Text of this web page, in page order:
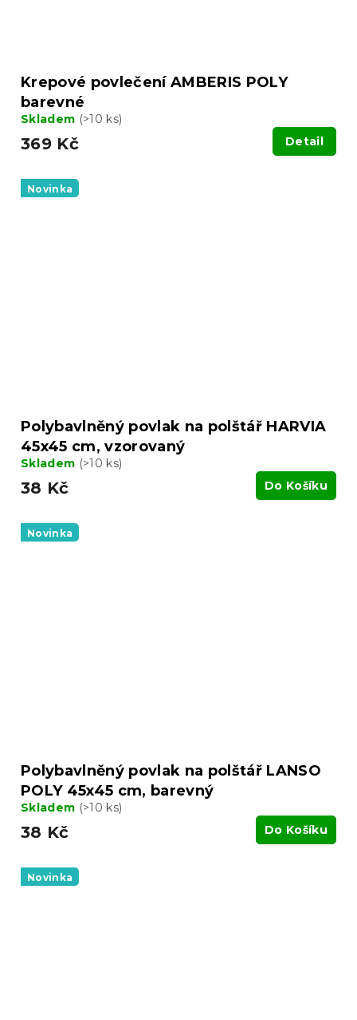
Krepové povlečení AMBERIS POLY
barevné
Skladem (>10 ks)
369 Kč Detail
Novinka
Polybavlněný povlak na polštář HARVIA
45x45 cm, vzorovaný
Skladem (>10 ks)
38 Kč Do Košíku
Novinka
Polybavlněný povlak na polštář LANSO
POLY 45x45 cm, barevný
Skladem (>10 ks)
38 Kč Do Košíku
Novinka